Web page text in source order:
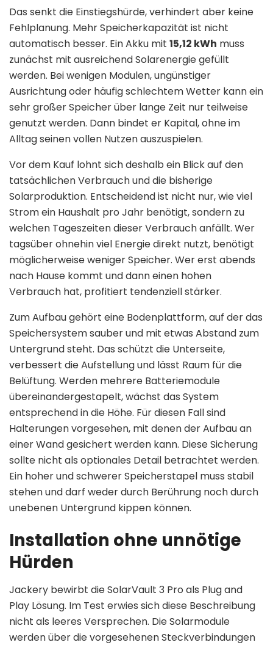
Das senkt die Einstiegshürde, verhindert aber keine
Fehlplanung. Mehr Speicherkapazität ist nicht
automatisch besser. Ein Akku mit 15,12 kWh muss
zunächst mit ausreichend Solarenergie gefüllt
werden. Bei wenigen Modulen, ungünstiger
Ausrichtung oder häufig schlechtem Wetter kann ein
sehr großer Speicher über lange Zeit nur teilweise
genutzt werden. Dann bindet er Kapital, ohne im
Alltag seinen vollen Nutzen auszuspielen.
Vor dem Kauf lohnt sich deshalb ein Blick auf den
tatsächlichen Verbrauch und die bisherige
Solarproduktion. Entscheidend ist nicht nur, wie viel
Strom ein Haushalt pro Jahr benötigt, sondern zu
welchen Tageszeiten dieser Verbrauch anfällt. Wer
tagsüber ohnehin viel Energie direkt nutzt, benötigt
möglicherweise weniger Speicher. Wer erst abends
nach Hause kommt und dann einen hohen
Verbrauch hat, profitiert tendenziell stärker.
Zum Aufbau gehört eine Bodenplattform, auf der das
Speichersystem sauber und mit etwas Abstand zum
Untergrund steht. Das schützt die Unterseite,
verbessert die Aufstellung und lässt Raum für die
Belüftung. Werden mehrere Batteriemodule
übereinandergestapelt, wächst das System
entsprechend in die Höhe. Für diesen Fall sind
Halterungen vorgesehen, mit denen der Aufbau an
einer Wand gesichert werden kann. Diese Sicherung
sollte nicht als optionales Detail betrachtet werden.
Ein hoher und schwerer Speicherstapel muss stabil
stehen und darf weder durch Berührung noch durch
unebenen Untergrund kippen können.
Installation ohne unnötige
Hürden
Jackery bewirbt die SolarVault 3 Pro als Plug and
Play Lösung. Im Test erwies sich diese Beschreibung
nicht als leeres Versprechen. Die Solarmodule
werden über die vorgesehenen Steckverbindungen